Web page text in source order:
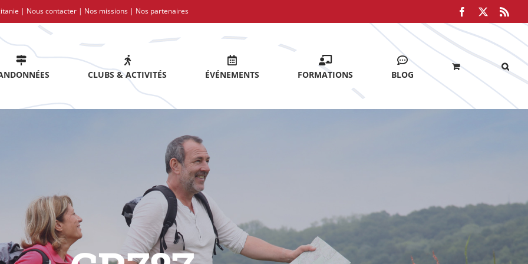
| Nous contacter | Nos missions | Nos partenaires Facebook
CLUBS & ACTIVITÉS ÉVÉNEMENTS FORMATIONS BLOG